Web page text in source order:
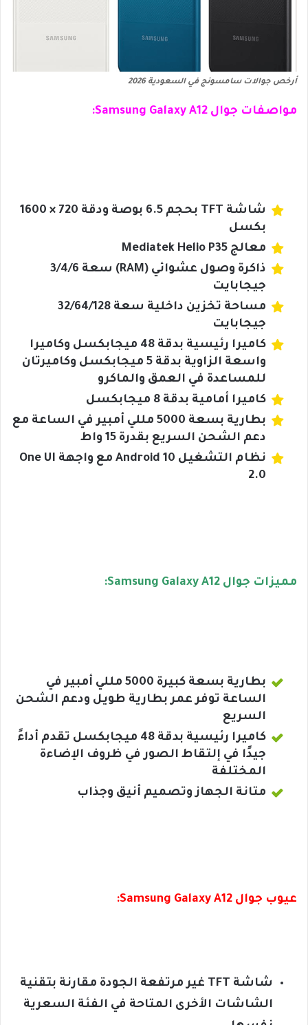
أرخص جوالات سامسونج في السعودية 2026
مواصفات جوال Samsung Galaxy A12:
شاشة TFT بحجم 6.5 بوصة ودقة 720 × 1600
بكسل
معالج Mediatek Helio P35
ذاكرة وصول عشوائي (RAM) سعة 3/4/6
جيجابايت
مساحة تخزين داخلية سعة 32/64/128
جيجابايت
كاميرا رئيسية بدقة 48 ميجابكسل وكاميرا
واسعة الزاوية بدقة 5 ميجابكسل وكاميرتان
للمساعدة في العمق والماكرو
كاميرا أمامية بدقة 8 ميجابكسل
بطارية بسعة 5000 مللي أمبير في الساعة مع
دعم الشحن السريع بقدرة 15 واط
نظام التشغيل Android 10 مع واجهة One UI
2.0
مميزات جوال Samsung Galaxy A12:
بطارية بسعة كبيرة 5000 مللي أمبير في
الساعة توفر عمر بطارية طويل ودعم الشحن
السريع
كاميرا رئيسية بدقة 48 ميجابكسل تقدم أداءً
جيدًا في إلتقاط الصور في ظروف الإضاءة
المختلفة
متانة الجهاز وتصميم أنيق وجذاب
عيوب جوال Samsung Galaxy A12:
شاشة TFT غير مرتفعة الجودة مقارنة بتقنية
الشاشات الأخرى المتاحة في الفئة السعرية